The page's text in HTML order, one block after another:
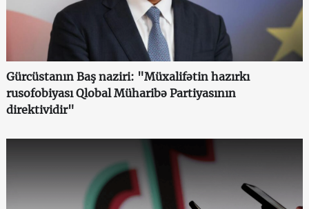
Gürcüstanın Baş naziri: "Müxalifətin hazırkı
rusofobiyası Qlobal Müharibə Partiyasının
direktividir"